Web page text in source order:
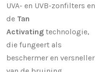
UVA- en UVB-zonfilters en
de Tan
Activating technologie,
die fungeert als
beschermer en versneller